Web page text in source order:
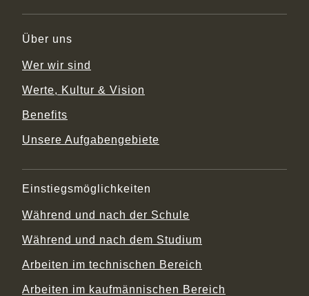
Über uns
Wer wir sind
Werte, Kultur & Vision
Benefits
Unsere Aufgabengebiete
Einstiegsmöglichkeiten
Während und nach der Schule
Während und nach dem Studium
Arbeiten im technischen Bereich
Arbeiten im kaufmännischen Bereich